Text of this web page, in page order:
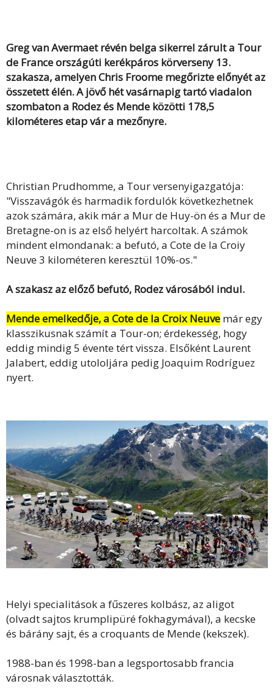
Greg van Avermaet révén belga sikerrel zárult a Tour
de France országúti kerékpáros körverseny 13.
szakasza, amelyen Chris Froome megőrizte előnyét az
összetett élén. A jövő hét vasárnapig tartó viadalon
szombaton a Rodez és Mende közötti 178,5
kilométeres etap vár a mezőnyre.
Christian Prudhomme, a Tour versenyigazgatója:
"Visszavágók és harmadik fordulók következhetnek
azok számára, akik már a Mur de Huy-ön és a Mur de
Bretagne-on is az első helyért harcoltak. A számok
mindent elmondanak: a befutó, a Cote de la Croiy
Neuve 3 kilométeren keresztül 10%-os."
A szakasz az előző befutó, Rodez városából indul.
Mende emelkedője, a Cote de la Croix Neuve már egy
klasszikusnak számít a Tour-on; érdekesség, hogy
eddig mindig 5 évente tért vissza. Elsőként Laurent
Jalabert, eddig utololjára pedig Joaquim Rodríguez
nyert.
Helyi specialitások a fűszeres kolbász, az aligot
(olvadt sajtos krumplipüré fokhagymával), a kecske
és bárány sajt, és a croquants de Mende (kekszek).
1988-ban és 1998-ban a legsportosabb francia
városnak választották.